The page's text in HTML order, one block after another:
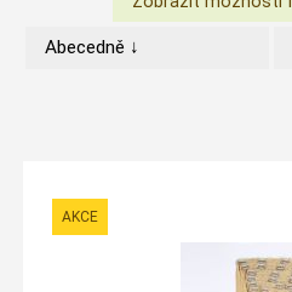
Abecedně ↓